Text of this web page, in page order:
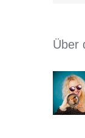
Über